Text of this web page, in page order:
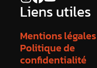
Liens utiles
Mentions légales
Politique de
confidentialité